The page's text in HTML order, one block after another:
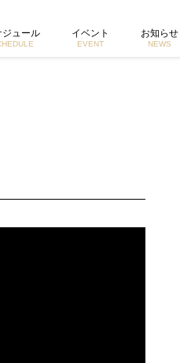
ジュール イベント
EVENT
お知らせ
NEWS